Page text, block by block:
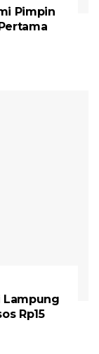
Pimpin
Lampung
Rp15